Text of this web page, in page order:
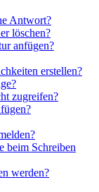
Antwort?
löschen?
anfügen?
erstellen?
zugreifen?
beim Schreiben
werden?